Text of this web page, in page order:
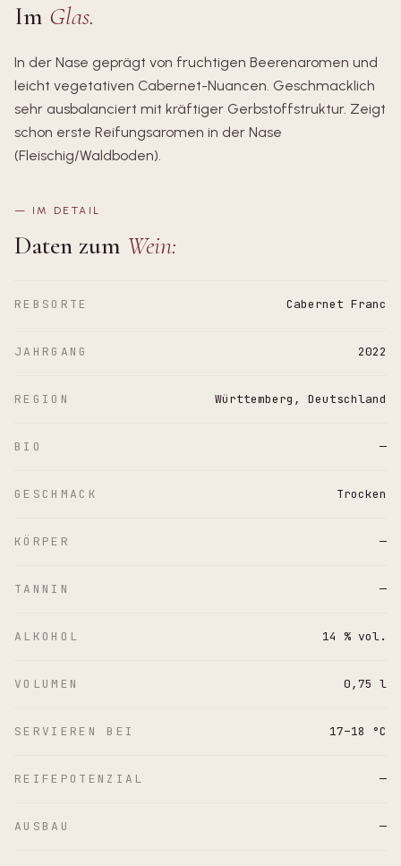
Im Glas.
In der Nase geprägt von fruchtigen Beerenaromen und
leicht vegetativen Cabernet-Nuancen. Geschmacklich
sehr ausbalanciert mit kräftiger Gerbstoffstruktur. Zeigt
schon erste Reifungsaromen in der Nase
(Fleischig/Waldboden).
— IM DETAIL
Daten zum Wein:
REBSORTE Cabernet Franc
JAHRGANG 2022
REGION Württemberg, Deutschland
BIO —
GESCHMACK Trocken
KÖRPER —
TANNIN —
ALKOHOL 14 % vol.
VOLUMEN 0,75 l
SERVIEREN BEI 17–18 °C
REIFEPOTENZIAL —
AUSBAU —